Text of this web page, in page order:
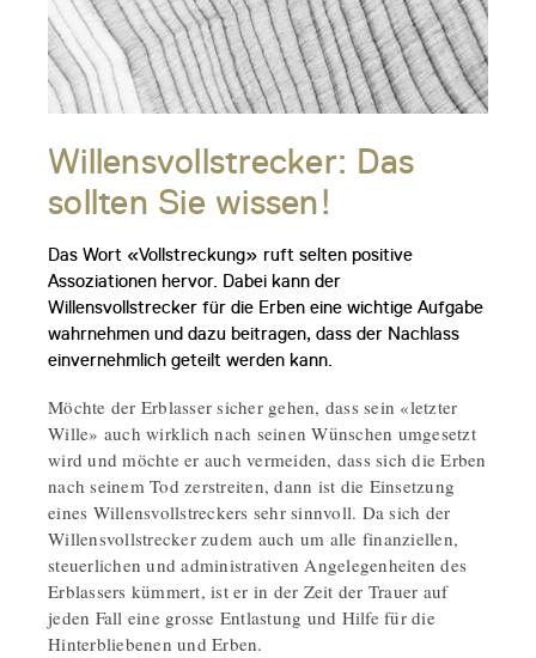
Willensvollstrecker: Das
sollten Sie wissen!
Das Wort «Vollstreckung» ruft selten positive
Assoziationen hervor. Dabei kann der
Willensvollstrecker für die Erben eine wichtige Aufgabe
wahrnehmen und dazu beitragen, dass der Nachlass
einvernehmlich geteilt werden kann.
Möchte der Erblasser sicher gehen, dass sein «letzter
Wille» auch wirklich nach seinen Wünschen umgesetzt
wird und möchte er auch vermeiden, dass sich die Erben
nach seinem Tod zerstreiten, dann ist die Einsetzung
eines Willensvollstreckers sehr sinnvoll. Da sich der
Willensvollstrecker zudem auch um alle finanziellen,
steuerlichen und administrativen Angelegenheiten des
Erblassers kümmert, ist er in der Zeit der Trauer auf
jeden Fall eine grosse Entlastung und Hilfe für die
Hinterbliebenen und Erben.